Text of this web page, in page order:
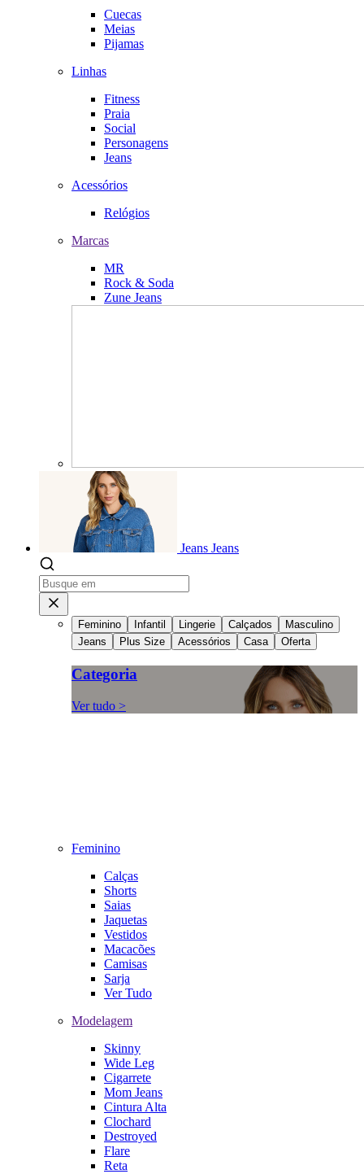
Cuecas
Meias
Pijamas
Linhas
Fitness
Praia
Social
Personagens
Jeans
Acessórios
Relógios
Marcas
MR
Rock & Soda
Zune Jeans
Jeans Jeans
Feminino Infantil Lingerie Calçados
Masculino
Jeans
Plus Size Acessórios Casa Oferta
Categoria
Ver tudo >
Feminino
Calças
Shorts
Saias
Jaquetas
Vestidos
Macacões
Camisas
Sarja
Ver Tudo
Modelagem
Skinny
Wide Leg
Cigarrete
Mom Jeans
Cintura Alta
Clochard
Destroyed
Flare
Reta